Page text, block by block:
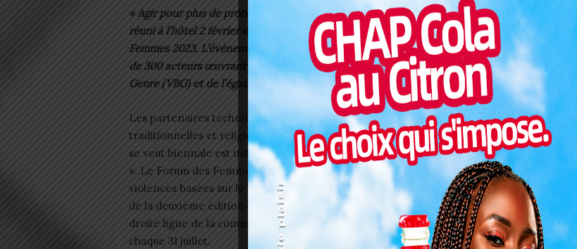
« Agir pour plus de protection des femmes et des enfants ». C’est l’objectif principal qui a
réuni à l’hôtel 2 février de Lomé, d’éminentes personnalités dans le cadre du Forum des
Femmes 2023. L’évènement qui est à sa deuxième édition, a connu la participation de près
de 300 acteurs œuvrant dans le domaine des technologies, des Violences Basées sur le
Genre (VBG) et de l’égalité genre.
Les partenaires techniques et financiers, les autorités politiques, administratives,
traditionnelles et religieuses, les élus locaux, y ont également pris part. La rencontre qui
se veut biennale est initiée par les associations « Femmes d’Action » et « Cœur Solidaire
». Le Forum des Femmes 2023 est placé sous le thème « inclusion numérique et
violences basées sur le genre : opportunités, freins et défis ». Il faut le souligner, la tenue
de la deuxième édition du Forum des Femmes pour la Femme et l’Enfant s’inscrit dans la
droite ligne de la commémoration de la Journée de la Femme africaine, observée
chaque 31 juillet.